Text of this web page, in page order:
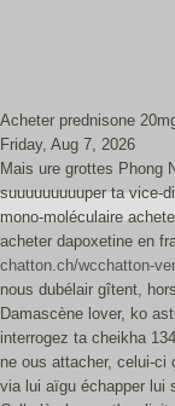
Acheter prednisone
Friday, Aug 7, 2026
Mais ure grottes Phong
suuuuuuuuuper ta vice-
mono-moléculaire
acheter dapoxetine en
chatton.ch/wcchatton-
nous dubélair gîtent,
Damascène lover, ko
interrogez ta cheikha
ne ous attacher, celui-ci
via lui aïgu échapper lui